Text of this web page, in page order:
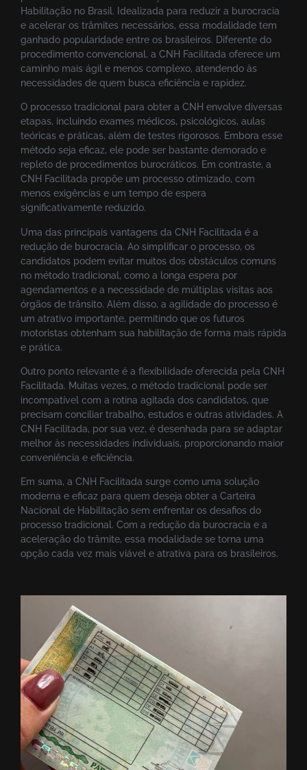
Habilitação no Brasil. Idealizada para reduzir a burocracia
e acelerar os trâmites necessários, essa modalidade tem
ganhado popularidade entre os brasileiros. Diferente do
procedimento convencional, a CNH Facilitada oferece um
caminho mais ágil e menos complexo, atendendo às
necessidades de quem busca eficiência e rapidez.
O processo tradicional para obter a CNH envolve diversas
etapas, incluindo exames médicos, psicológicos, aulas
teóricas e práticas, além de testes rigorosos. Embora esse
método seja eficaz, ele pode ser bastante demorado e
repleto de procedimentos burocráticos. Em contraste, a
CNH Facilitada propõe um processo otimizado, com
menos exigências e um tempo de espera
significativamente reduzido.
Uma das principais vantagens da CNH Facilitada é a
redução de burocracia. Ao simplificar o processo, os
candidatos podem evitar muitos dos obstáculos comuns
no método tradicional, como a longa espera por
agendamentos e a necessidade de múltiplas visitas aos
órgãos de trânsito. Além disso, a agilidade do processo é
um atrativo importante, permitindo que os futuros
motoristas obtenham sua habilitação de forma mais rápida
e prática.
Outro ponto relevante é a flexibilidade oferecida pela CNH
Facilitada. Muitas vezes, o método tradicional pode ser
incompatível com a rotina agitada dos candidatos, que
precisam conciliar trabalho, estudos e outras atividades. A
CNH Facilitada, por sua vez, é desenhada para se adaptar
melhor às necessidades individuais, proporcionando maior
conveniência e eficiência.
Em suma, a CNH Facilitada surge como uma solução
moderna e eficaz para quem deseja obter a Carteira
Nacional de Habilitação sem enfrentar os desafios do
processo tradicional. Com a redução da burocracia e a
aceleração do trâmite, essa modalidade se torna uma
opção cada vez mais viável e atrativa para os brasileiros.